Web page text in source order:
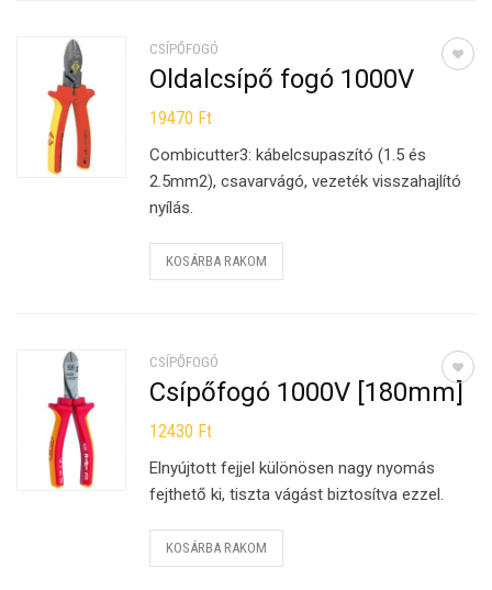
CSÍPŐFOGÓ
Oldalcsípő fogó 1000V
19470 Ft
Combicutter3: kábelcsupaszító (1.5 és
2.5mm2), csavarvágó, vezeték visszahajlító
nyílás.
KOSÁRBA RAKOM
CSÍPŐFOGÓ
Csípőfogó 1000V [180mm]
12430 Ft
Elnyújtott fejjel különösen nagy nyomás
fejthető ki, tiszta vágást biztosítva ezzel.
KOSÁRBA RAKOM